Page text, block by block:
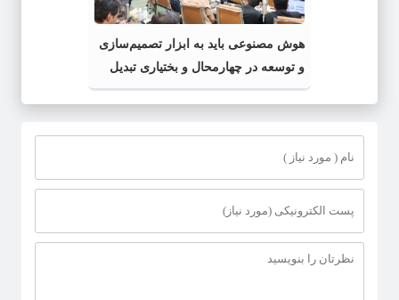
هوش مصنوعی باید به ابزار تصمیم‌سازی
و توسعه در چهارمحال و بختیاری تبدیل
شود